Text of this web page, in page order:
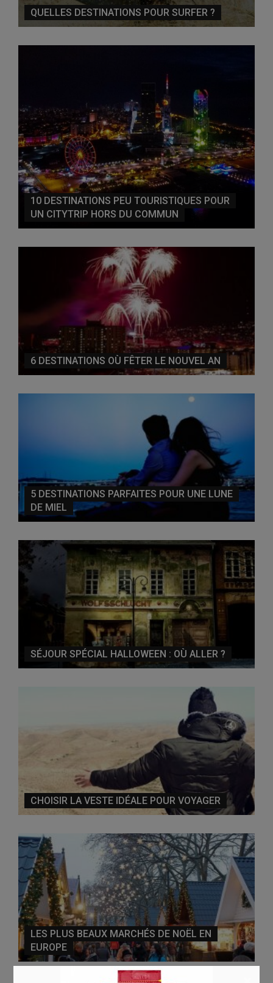
QUELLES DESTINATIONS POUR SURFER ?
10 DESTINATIONS PEU TOURISTIQUES POUR
UN CITYTRIP HORS DU COMMUN
6 DESTINATIONS OÙ FÊTER LE NOUVEL AN
5 DESTINATIONS PARFAITES POUR UNE LUNE
DE MIEL
SÉJOUR SPÉCIAL HALLOWEEN : OÙ ALLER ?
CHOISIR LA VESTE IDÉALE POUR VOYAGER
LES PLUS BEAUX MARCHÉS DE NOËL EN
EUROPE